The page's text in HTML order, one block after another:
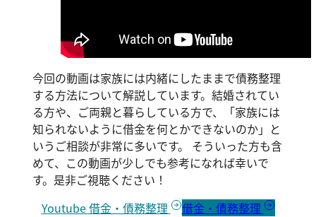
今回の動画は家族には内緒にしたままで債務整理
する方法について解説しています。結婚されてい
る方や、ご両親と暮らしている方で、「家族には
知られないように借金を何とかできないのか」と
いうご相談が非常に多いです。 そういった方も含
めて、この動画が少しでも参考になれば幸いで
す。是非ご視聴ください！
Youtube 借金・債務整理
借金・債務整理